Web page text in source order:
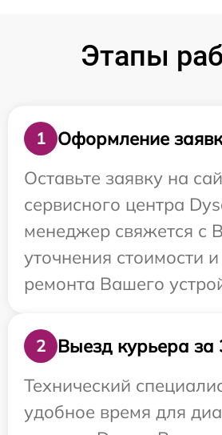
Этапы
1
Оформление
Оставьте заявку на
сервисного центра
менеджер свяжется с
уточнения стоимости
ремонта Вашего
2
Выезд курьера за
Технический
удобное время для